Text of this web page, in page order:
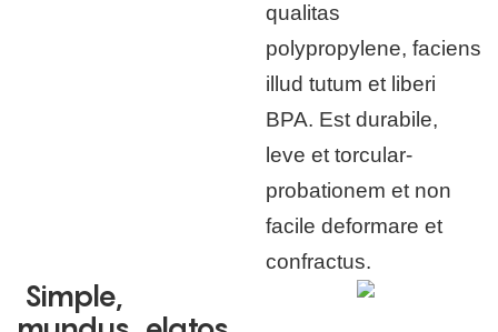
qualitas
polypropylene, faciens
illud tutum et liberi
BPA. Est durabile,
leve et torcular-
probationem et non
facile deformare et
confractus.
Simple,